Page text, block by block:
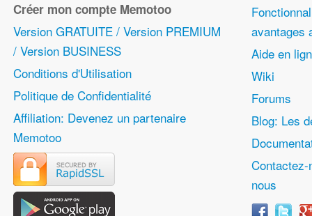
Créer mon compte Memotoo
Version GRATUITE / Version PREMIUM
/ Version BUSINESS
Conditions d'Utilisation
Politique de Confidentialité
Affiliation: Devenez un partenaire
Memotoo
avantages
Aide en
Wiki
Forums
Blog: Les
Contactez-
nous